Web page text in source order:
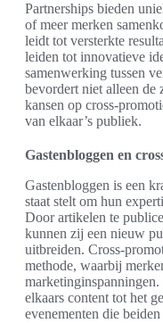
Partnerships bieden
of meer merken
leidt tot versterkte
leiden tot innovatieve
samenwerking tussen
bevordert niet alleen de
kansen op cross-
van elkaar’s publiek.
Gastenbloggen en
Gastenbloggen is een
staat stelt om hun
Door artikelen te
kunnen zij een nieuw
uitbreiden. Cross-
methode, waarbij
elkaars content tot het
evenementen die